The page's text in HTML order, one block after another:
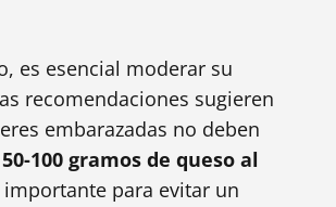
es esencial moderar su
recomendaciones sugieren
embarazadas no deben
50-100 gramos de queso al
importante para evitar un